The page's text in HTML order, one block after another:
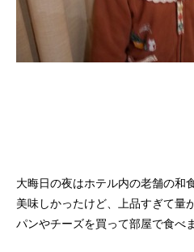
大晦日の夜はホテル内の老舗の和
美味しかったけど、上品すぎて量
パンやチーズを買って部屋で食べ